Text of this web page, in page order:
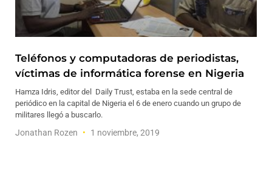
Teléfonos y computadoras de periodistas,
víctimas de informática forense en Nigeria
Hamza Idris, editor del Daily Trust, estaba en la sede central de
periódico en la capital de Nigeria el 6 de enero cuando un grupo de
militares llegó a buscarlo.
Jonathan Rozen 1 noviembre, 2019